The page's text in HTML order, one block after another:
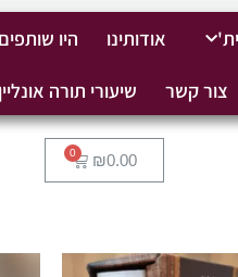
אודותינו היו שותפים
צור קשר שיעורי תורה אונליין
₪0.00